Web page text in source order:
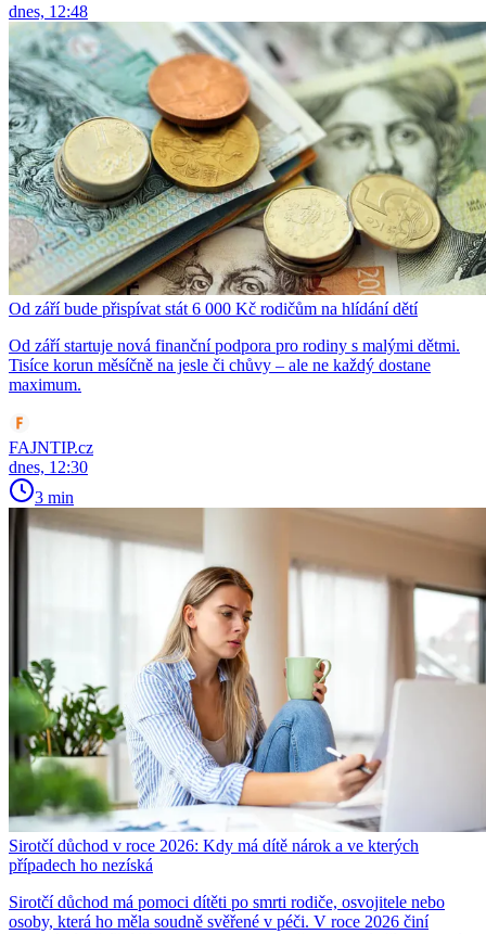
dnes, 12:48
Od září bude přispívat stát 6 000 Kč rodičům na hlídání dětí
Od září startuje nová finanční podpora pro rodiny s malými dětmi.
Tisíce korun měsíčně na jesle či chůvy – ale ne každý dostane
maximum.
FAJNTIP.cz
dnes, 12:30
3 min
Sirotčí důchod v roce 2026: Kdy má dítě nárok a ve kterých
případech ho nezíská
Sirotčí důchod má pomoci dítěti po smrti rodiče, osvojitele nebo
osoby, která ho měla soudně svěřené v péči. V roce 2026 činí